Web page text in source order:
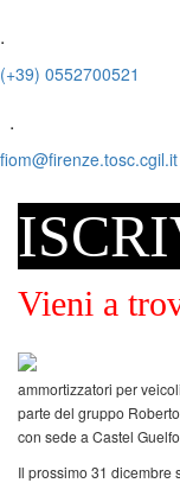
.
(+39) 0552700521
.
fiom@firenze.tosc.cgil.it
Vieni a
ammortizzatori per
parte del gruppo
con sede a Castel
Il prossimo 31 dicembre